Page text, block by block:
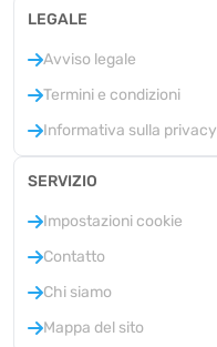
LEGALE
Avviso legale
Termini e condizioni
Informativa sulla privacy
SERVIZIO
Impostazioni cookie
Contatto
Chi siamo
Mappa del sito